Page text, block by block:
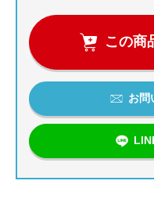
この商
お問